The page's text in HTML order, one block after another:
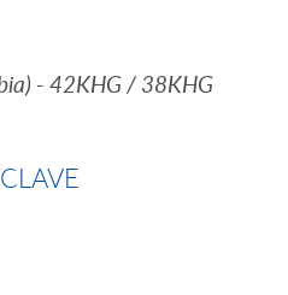
- 42KHG / 38KHG